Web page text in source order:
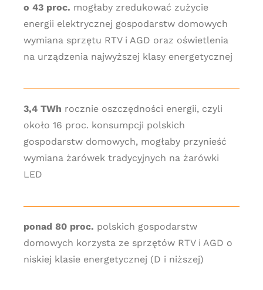
o 43 proc. mogłaby zredukować zużycie
energii elektrycznej gospodarstw domowych
wymiana sprzętu RTV i AGD oraz oświetlenia
na urządzenia najwyższej klasy energetycznej
3,4 TWh rocznie oszczędności energii, czyli
około 16 proc. konsumpcji polskich
gospodarstw domowych, mogłaby przynieść
wymiana żarówek tradycyjnych na żarówki
LED
ponad 80 proc. polskich gospodarstw
domowych korzysta ze sprzętów RTV i AGD o
niskiej klasie energetycznej (D i niższej)